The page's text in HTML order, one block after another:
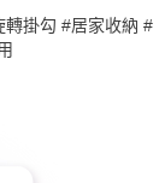
掛勾 #居家收納 #